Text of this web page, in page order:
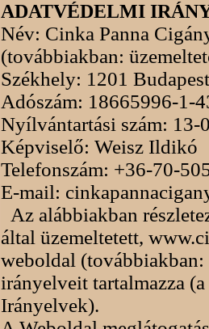
ADATVÉDELMI
Név: Cinka Panna
(továbbiakban:
Székhely: 1201
Adószám: 18665996-1-
Nyílvántartási szám: 13-
Képviselő: Weisz Ildikó
Telefonszám: +36-70-
E-mail:
Az alábbiakban
által üzemeltetett,
weboldal
irányelveit tartalmazza
Irányelvek).